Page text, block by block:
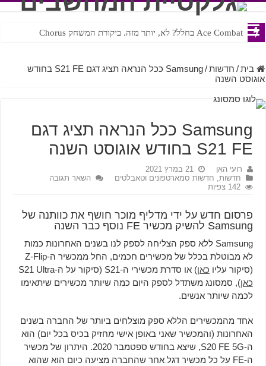
Ace Combat בחלל? לא, יותר מזה. ביקורת המשחק Chorus
Steven Universe והשירים שתורגמו בצורה נוראית לעברית
בית / חדשות /
Samsung ככל הנראה תציג דגם S21 FE בחודש
אוגוסט השנה
Samsung ככל הנראה תציג דגם
S21 FE בחודש אוגוסט השנה
רועי האן
21 במרץ 2021
חדשות, חדשות סמארטפונים וטאבלטים
השאר תגובה
142 צפיות
פרסום חדש על ידי מדליף מוכר חושף את כוותנה של
Samsung להשיק מכשיר FE נוסף כבר השנה
Samsung ללא ספק הצליחה לספק לנו בשנים האחרונות כמות
לא מבוטלת בכלל של מכשירים חכמים, החל ממכשיר ה-Z-Flip
(סיקור עליו כאן) או סדרת מכשירי ה-S21 (סיקור על ה-S21 Ultra
כאן), סמסונג משתדל לספק היום כמה שיותר מכשירים שיתאימו
לכמה שיותר אנשים.
אחד מהמכשירים הללא ספק מוצלחים ביותר של החברה בשנים
האחרונות (והמכשיר שאני באופן אישי מחזיק בכיס בכל יום) הוא
ה-S20 FE 5G, שיצא בחודש ספטמבר 2020. היתרון של מכשיר
ה-FE על כל מכשיר דגל אחר שהחברה מציעה כיום הוא שהוא